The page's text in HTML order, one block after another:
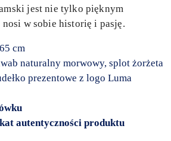
jest nie tylko pięknym
w sobie historię i pasję.
cm
naturalny morwowy, splot żorżeta
prezentowe z logo Luma
autentyczności produktu